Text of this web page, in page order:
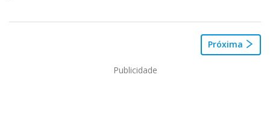
Próxima
Publicidade